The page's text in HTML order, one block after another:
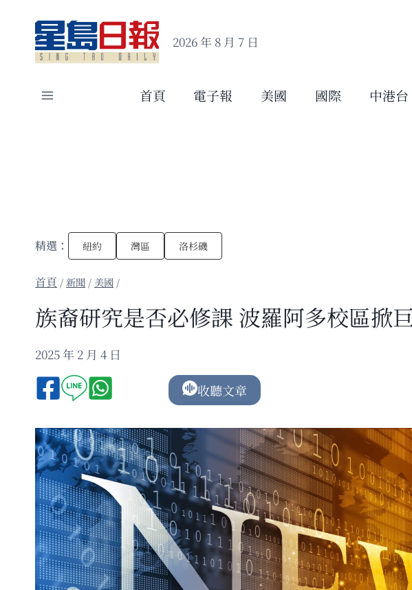
content
2026 年 8 月 7 日
首頁 電子報 美國 國際 中港台
精選： 紐約 灣區 洛杉磯
/新聞 / 美國 /
族裔研究是否必修課 波羅阿多校區掀
2025 年 2 月 4 日
收聽文章